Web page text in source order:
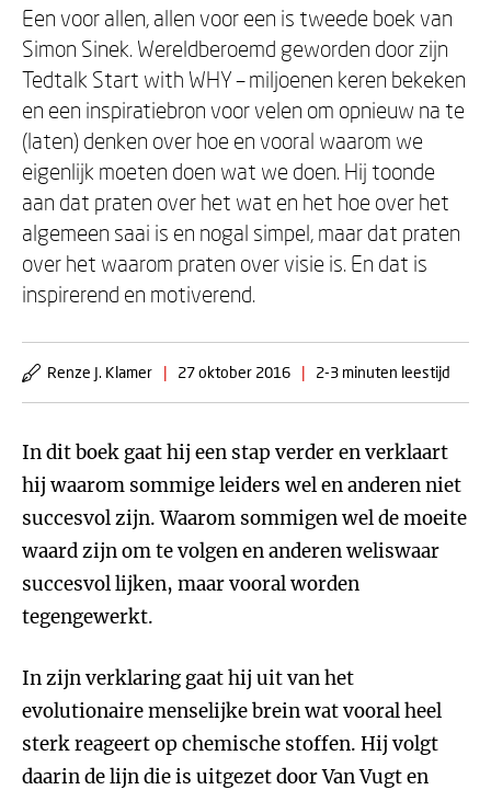
Een voor allen, allen voor een is tweede boek van
Simon Sinek. Wereldberoemd geworden door zijn
Tedtalk Start with WHY – miljoenen keren bekeken
en een inspiratiebron voor velen om opnieuw na te
(laten) denken over hoe en vooral waarom we
eigenlijk moeten doen wat we doen. Hij toonde
aan dat praten over het wat en het hoe over het
algemeen saai is en nogal simpel, maar dat praten
over het waarom praten over visie is. En dat is
inspirerend en motiverend.
Renze J. Klamer | 27 oktober 2016 | 2-3 minuten leestijd
In dit boek gaat hij een stap verder en verklaart
hij waarom sommige leiders wel en anderen niet
succesvol zijn. Waarom sommigen wel de moeite
waard zijn om te volgen en anderen weliswaar
succesvol lijken, maar vooral worden
tegengewerkt.
In zijn verklaring gaat hij uit van het
evolutionaire menselijke brein wat vooral heel
sterk reageert op chemische stoffen. Hij volgt
daarin de lijn die is uitgezet door Van Vugt en